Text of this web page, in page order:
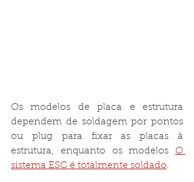
Os modelos de placa e estrutura
dependem de soldagem por pontos
ou plug para fixar as placas à
estrutura, enquanto os modelos O
sistema ESC é totalmente soldado.